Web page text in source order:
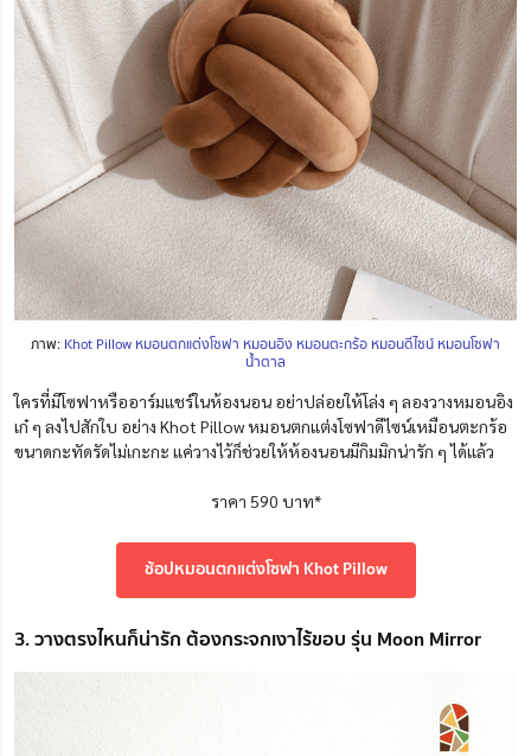
ภาพ: Khot Pillow หมอนตกแต่งโซฟา หมอนอิง หมอนตะกร้อ หมอนดีไซน์ หมอนโซฟา
น้ำตาล
ใครที่มีโซฟาหรืออาร์มแชร์ในห้องนอน อย่าปล่อยให้โล่ง ๆ ลองวางหมอนอิง
เก๋ ๆ ลงไปสักใบ อย่าง Khot Pillow หมอนตกแต่งโซฟาดีไซน์เหมือนตะกร้อ
ขนาดกะทัดรัดไม่เกะกะ แค่วางไว้ก็ช่วยให้ห้องนอนมีกิมมิกน่ารัก ๆ ได้แล้ว
ราคา 590 บาท*
ช้อปหมอนตกแต่งโซฟา Khot Pillow
3. วางตรงไหนก็น่ารัก ต้องกระจกเงาไร้ขอบ รุ่น Moon Mirror